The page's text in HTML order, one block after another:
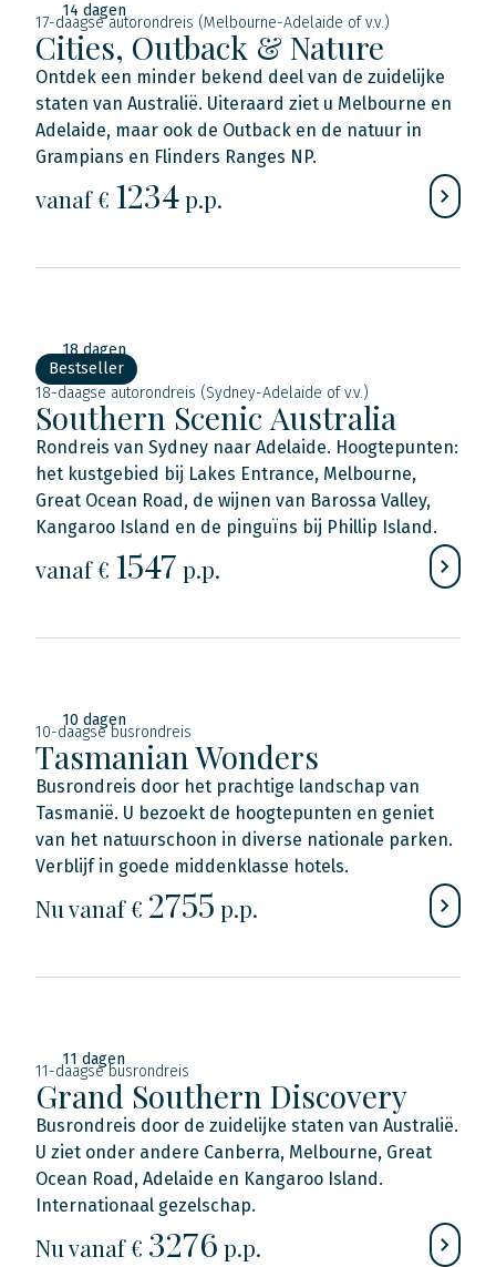
14 dagen
17-daagse autorondreis (Melbourne-Adelaide of v.v.)
Cities, Outback & Nature
Ontdek een minder bekend deel van de zuidelijke
staten van Australië. Uiteraard ziet u Melbourne en
Adelaide, maar ook de Outback en de natuur in
Grampians en Flinders Ranges NP.
vanaf € 1234p.p.
18 dagen
Bestseller
18-daagse autorondreis (Sydney-Adelaide of v.v.)
Southern Scenic Australia
Rondreis van Sydney naar Adelaide. Hoogtepunten:
het kustgebied bij Lakes Entrance, Melbourne,
Great Ocean Road, de wijnen van Barossa Valley,
Kangaroo Island en de pinguïns bij Phillip Island.
vanaf € 1547 p.p.
10 dagen
10-daagse busrondreis
Tasmanian Wonders
Busrondreis door het prachtige landschap van
Tasmanië. U bezoekt de hoogtepunten en geniet
van het natuurschoon in diverse nationale parken.
Verblijf in goede middenklasse hotels.
Nu vanaf € 2755 p.p.
11 dagen
11-daagse busrondreis
Grand Southern Discovery
Busrondreis door de zuidelijke staten van Australië.
U ziet onder andere Canberra, Melbourne, Great
Ocean Road, Adelaide en Kangaroo Island.
Internationaal gezelschap.
Nu vanaf € 3276 p.p.